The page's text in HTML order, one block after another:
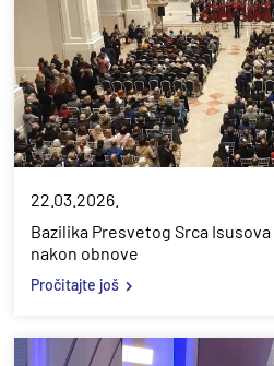
22.03.2026.
Bazilika Presvetog Srca
nakon obnove
Pročitajte još